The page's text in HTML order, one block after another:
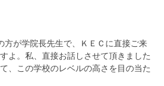
方が学院長先生で、ＫＥＣに直接ご来
よ。私、直接お話しさせて頂きました
、この学校のレベルの高さを目の当た